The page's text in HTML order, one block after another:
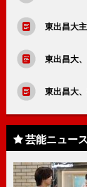
東出昌大
東出昌大
東出昌大
芸能ニュース